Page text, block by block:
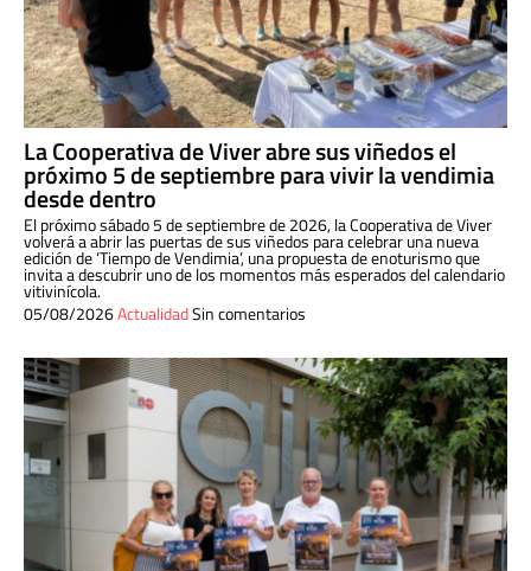
La Cooperativa de Viver abre sus viñedos el
próximo 5 de septiembre para vivir la vendimia
desde dentro
El próximo sábado 5 de septiembre de 2026, la Cooperativa de Viver
volverá a abrir las puertas de sus viñedos para celebrar una nueva
edición de ‘Tiempo de Vendimia’, una propuesta de enoturismo que
invita a descubrir uno de los momentos más esperados del calendario
vitivinícola.
05/08/2026ActualidadSin comentarios